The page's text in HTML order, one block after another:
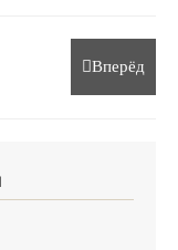
Вперёд